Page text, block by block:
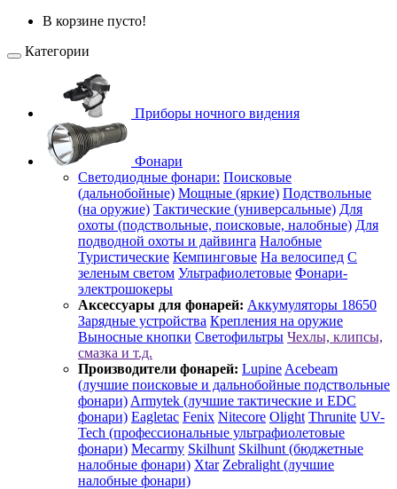
В корзине пусто!
Категории
Приборы ночного видения
Фонари
Светодиодные фонари: Поисковые
(дальнобойные) Мощные (яркие) Подствольные
(на оружие) Тактические (универсальные) Для
охоты (подствольные, поисковые, налобные) Для
подводной охоты и дайвинга Налобные
Туристические Кемпинговые На велосипед С
зеленым светом Ультрафиолетовые Фонари-
электрошокеры
Аксессуары для фонарей: Аккумуляторы 18650
Зарядные устройства Крепления на оружие
Выносные кнопки Светофильтры Чехлы, клипсы,
смазка и т.д.
Производители фонарей: Lupine Acebeam
(лучшие поисковые и дальнобойные подствольные
фонари) Armytek (лучшие тактические и EDC
фонари) Eagletac Fenix Nitecore Olight Thrunite UV-
Tech (профессиональные ультрафиолетовые
фонари) Mecarmy Skilhunt Skilhunt (бюджетные
налобные фонари) Xtar Zebralight (лучшие
налобные фонари)